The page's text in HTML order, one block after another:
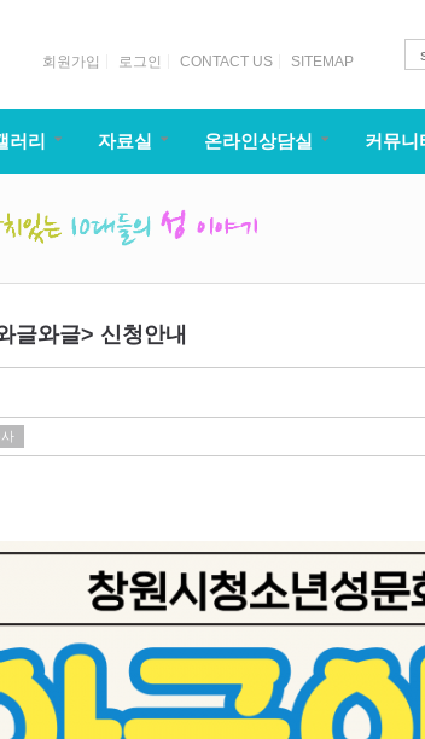
회원가입 로그인 CONTACT US SITEMAP
러리 자료실 온라인상담실 커뮤니
글와글> 신청안내